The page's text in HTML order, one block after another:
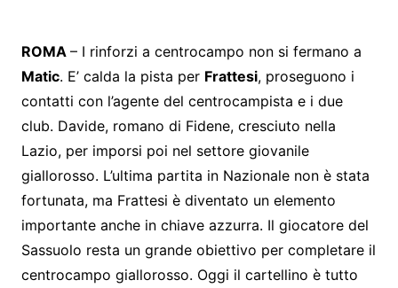
ROMA – I rinforzi a centrocampo non si fermano a
Matic. E’ calda la pista per Frattesi, proseguono i
contatti con l’agente del centrocampista e i due
club. Davide, romano di Fidene, cresciuto nella
Lazio, per imporsi poi nel settore giovanile
giallorosso. L’ultima partita in Nazionale non è stata
fortunata, ma Frattesi è diventato un elemento
importante anche in chiave azzurra. Il giocatore del
Sassuolo resta un grande obiettivo per completare il
centrocampo giallorosso. Oggi il cartellino è tutto